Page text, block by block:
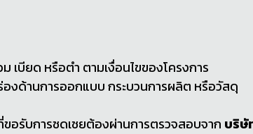
เบียด หรือตำ ตามเงื่อนไขของโครงการ
งด้านการออกแบบ กระบวนการผลิต หรือวัสดุ
อรับการชดเชยต้องผ่านการตรวจสอบจาก บริษั